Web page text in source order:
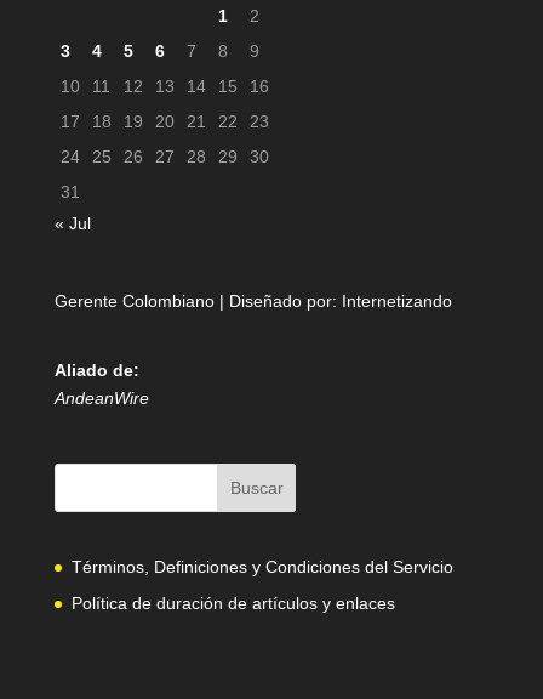
1
2
3
4 5 6 7 8
9
10
11 12 13 14 15
16
17
18 19 20 21 22
23
24
25 26 27 28 29
30
31
« Jul
Gerente Colombiano | Diseñado por: Internetizando
Aliado de:
AndeanWire
Términos, Definiciones y Condiciones del Servicio
Política de duración de artículos y enlaces